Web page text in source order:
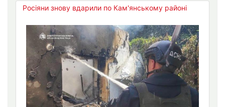
Росіяни знову вдарили по Кам'янському районі